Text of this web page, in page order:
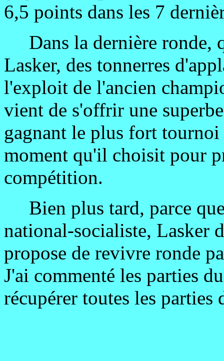
6,5 points dans les 7
Dans la dernière ronde,
Lasker, des tonnerres
l'exploit de l'ancien
vient de s'offrir une
gagnant le plus fort tournoi
moment qu'il choisit pour
compétition.
Bien plus tard, parce que
national-socialiste, Lasker
propose de revivre ronde
J'ai commenté les parties
récupérer toutes les parties